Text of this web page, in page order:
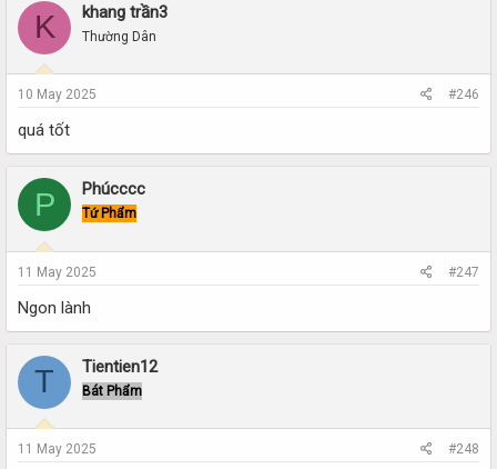
K khang trần3
Thường Dân
10 May 2025 #246
quá tốt
P Phúcccc
Tứ Phẩm
11 May 2025 #247
Ngon lành
T Tientien12
Bát Phẩm
11 May 2025 #248